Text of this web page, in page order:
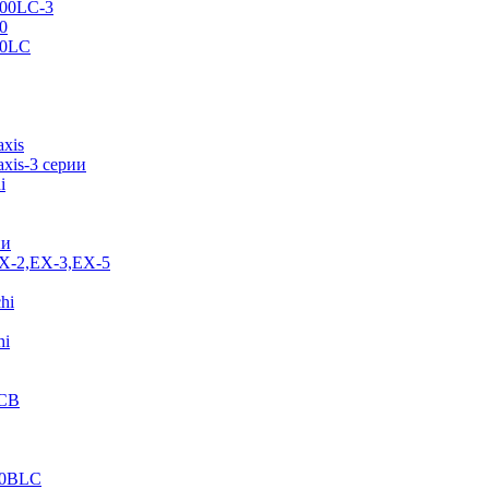
3
3 серии
2,EX-3,EX-5